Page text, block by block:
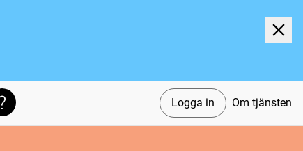
Logga in Om tjänsten
Söktips